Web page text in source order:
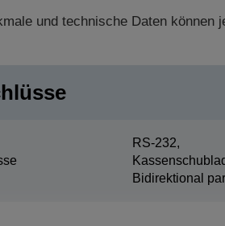
und technische Daten können
RS-232,
Bidirektional